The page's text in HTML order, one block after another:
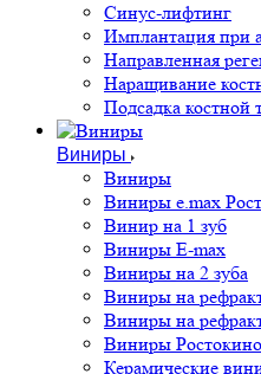
Cинус-лифтинг
Имплантация при
Направленная
Наращивание
Подсадка костной
Виниры
Виниры
Виниры e.max
Винир на 1 зуб
Виниры E-max
Виниры на 2 зуба
Виниры на
Виниры на
Виниры Ростокино
Керамические